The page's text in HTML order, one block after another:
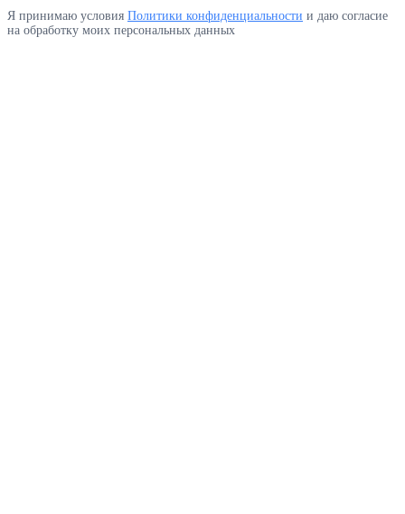
Я принимаю условия Политики конфиденциальности и даю согласие
на обработку моих персональных данных